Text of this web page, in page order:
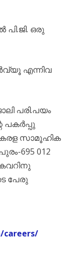
ഒരു
എന്നിവ
പരി.പയം
പകർപ്പു
സാമൂഹിക
695 012
പേരു
careers/